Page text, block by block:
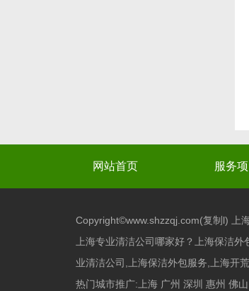
网站首页 服务项
Copyright©www.shzzqj.com(复制l) 上
上海专业清洁公司哪家好？上海保洁
业清洁公司,上海保洁外包服务,上海开
热门城市推广: 上海 广州 深圳 惠州 佛山